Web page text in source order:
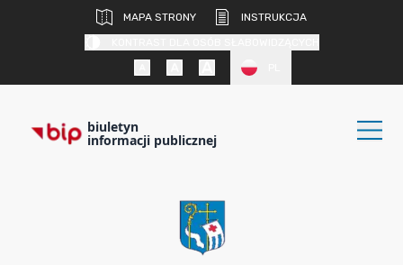
MAPA STRONY
INSTRUKCJA
biuletyn
informacji publicznej